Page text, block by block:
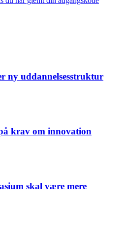
ny uddannelsesstruktur
krav om innovation
skal være mere